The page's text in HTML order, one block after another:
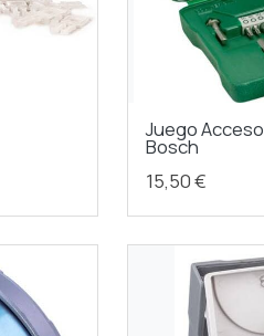
Juego
Bosch
15,50 €